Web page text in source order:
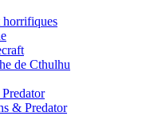
horrifiques
de Cthulhu
& Predator